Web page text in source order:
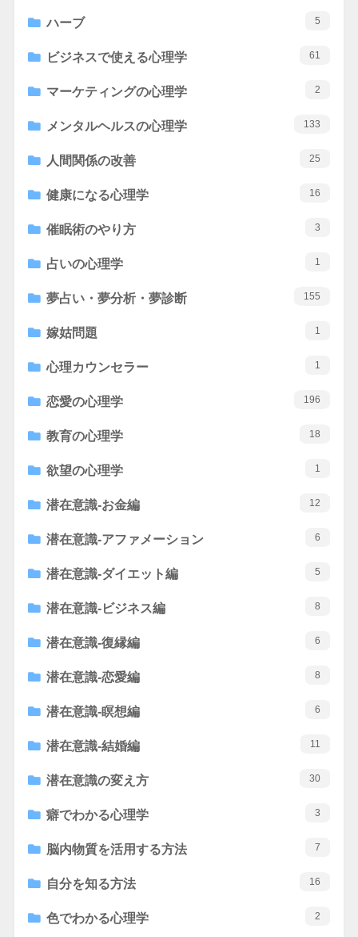
ハーブ 5
ビジネスで使える心理学 61
マーケティングの心理学 2
メンタルヘルスの心理学 133
人間関係の改善 25
健康になる心理学 16
催眠術のやり方 3
占いの心理学 1
夢占い・夢分析・夢診断 155
嫁姑問題 1
心理カウンセラー 1
恋愛の心理学 196
教育の心理学 18
欲望の心理学 1
潜在意識-お金編 12
潜在意識-アファメーション 6
潜在意識-ダイエット編 5
潜在意識-ビジネス編 8
潜在意識-復縁編 6
潜在意識-恋愛編 8
潜在意識-瞑想編 6
潜在意識-結婚編 11
潜在意識の変え方 30
癖でわかる心理学 3
脳内物質を活用する方法 7
自分を知る方法 16
色でわかる心理学 2